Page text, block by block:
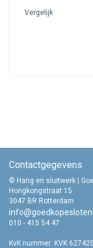
Vergelijk
Contactgegevens
© Hang en sluitwerk |
Hongkongstraat 15
3047 BR Rotterdam
010 - 415 54 47
KvK nummer: KVK